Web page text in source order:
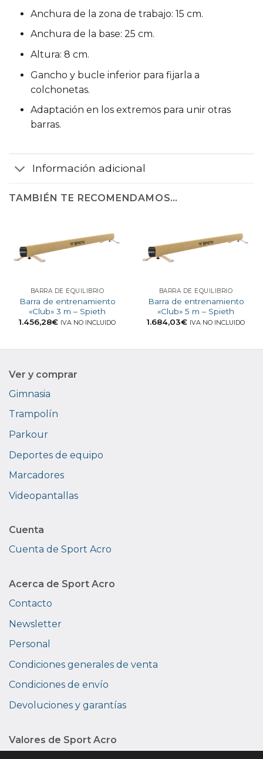
Anchura de la zona de trabajo: 15 cm.
Anchura de la base: 25 cm.
Altura: 8 cm.
Gancho y bucle inferior para fijarla a
colchonetas.
Adaptación en los extremos para unir otras
barras.
Información adicional
TAMBIÉN TE RECOMENDAMOS…
BARRA DE EQUILIBRIO
Barra de entrenamiento
«Club» 3 m – Spieth
1.456,28€ IVA NO INCLUIDO
BARRA DE EQUILIBRIO
Barra de entrenamiento
«Club» 5 m – Spieth
1.684,03€ IVA NO INCLUIDO
Ver y comprar
Gimnasia
Trampolín
Parkour
Deportes de equipo
Marcadores
Videopantallas
Cuenta
Cuenta de Sport Acro
Acerca de Sport Acro
Contacto
Newsletter
Personal
Condiciones generales de venta
Condiciones de envío
Devoluciones y garantías
Valores de Sport Acro